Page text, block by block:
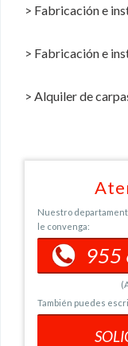
> Fabricación e
> Fabricación e
> Alquiler de
Nuestro
le convenga:
955
También puedes